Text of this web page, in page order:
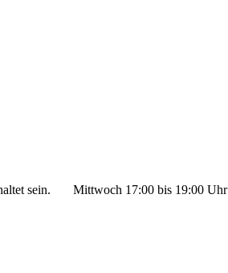
sein. Mittwoch 17:00 bis 19:00 Uhr